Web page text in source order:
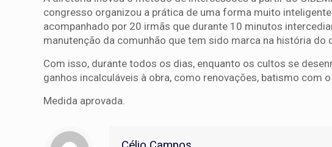
congresso organizou a prática de uma forma muito
acompanhado por 20 irmãs que durante 10 minutos
manutenção da comunhão que tem sido marca na história do
Com isso, durante todos os dias, enquanto os cultos se
ganhos incalculáveis à obra, como renovações, batismo com
Medida aprovada.